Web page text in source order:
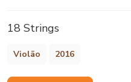
18 Strings
Violão 2016